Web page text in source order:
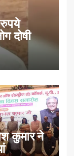
दोषी
कुमार ने